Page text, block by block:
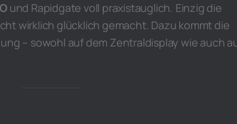
und Rapidgate voll praxistauglich. Einzig die
wirklich glücklich gemacht. Dazu kommt die
– sowohl auf dem Zentraldisplay wie auch